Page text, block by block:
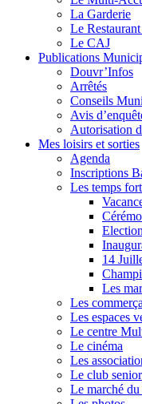
La Garderie
Le
Le CAJ
Publications
Douvr’Infos
Arrêtés
Conseils
Avis
Autorisation
Mes loisirs et sorties
Agenda
Inscriptions
Les temps
14
Les
Les
Les espaces
Le centre
Le cinéma
Les
Le club senior
Le marché